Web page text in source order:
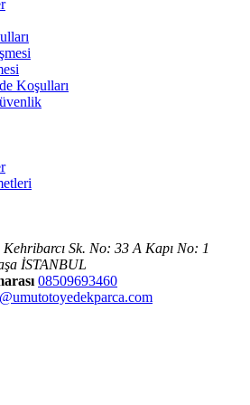
Koşulları
Sk. No: 33 A Kapı No: 1
İSTANBUL
08509693460